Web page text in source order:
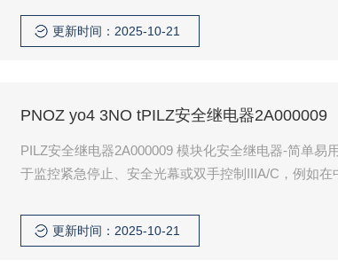
更新时间：2025-10-21
PNOZ yo4 3NO tPILZ安全继电器2A000009
PILZ安全继电器2A000009 模块化安全继电器-简单易
于监控紧急停止、安全光幕或双手控制IIIA/C，例如在
更新时间：2025-10-21